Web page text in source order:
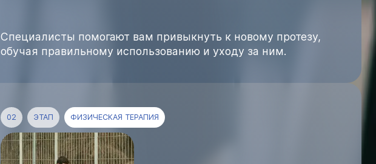
Специалисты помогают вам привыкнуть к новому протезу,
обучая правильному использованию и уходу за ним.
02 ЭТАП ФИЗИЧЕСКАЯ ТЕРАПИЯ